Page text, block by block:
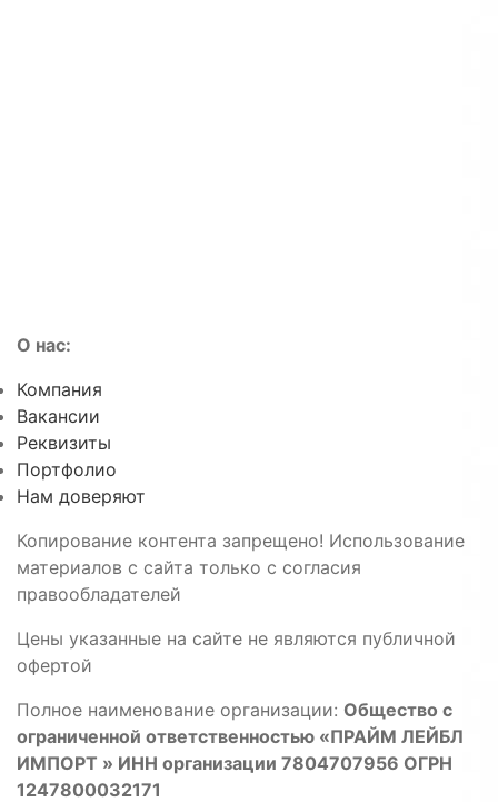
О нас:
Компания
Вакансии
Реквизиты
Портфолио
Нам доверяют
Копирование контента запрещено! Использование
материалов с сайта только с согласия
правообладателей
Цены указанные на сайте не являются публичной
офертой
Полное наименование организации: Общество с
ограниченной ответственностью «ПРАЙМ ЛЕЙБЛ
ИМПОРТ » ИНН организации 7804707956 ОГРН
1247800032171